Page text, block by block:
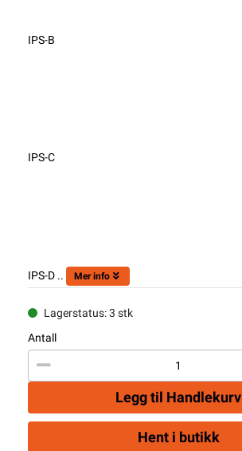
IPS-B
IPS-C
IPS-D .. Mer info
Lagerstatus: 3 stk
Antall
Legg til Handlekurv
Hent i butikk